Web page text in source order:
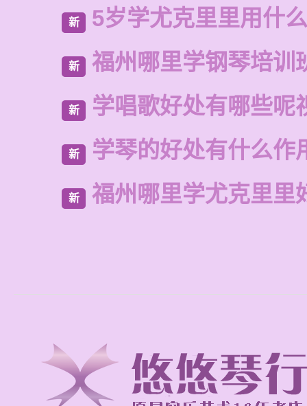
新 5岁学尤克里里用什
新 福州哪里学钢琴培训
新 学唱歌好处有哪些呢
新 学琴的好处有什么作
新 福州哪里学尤克里里